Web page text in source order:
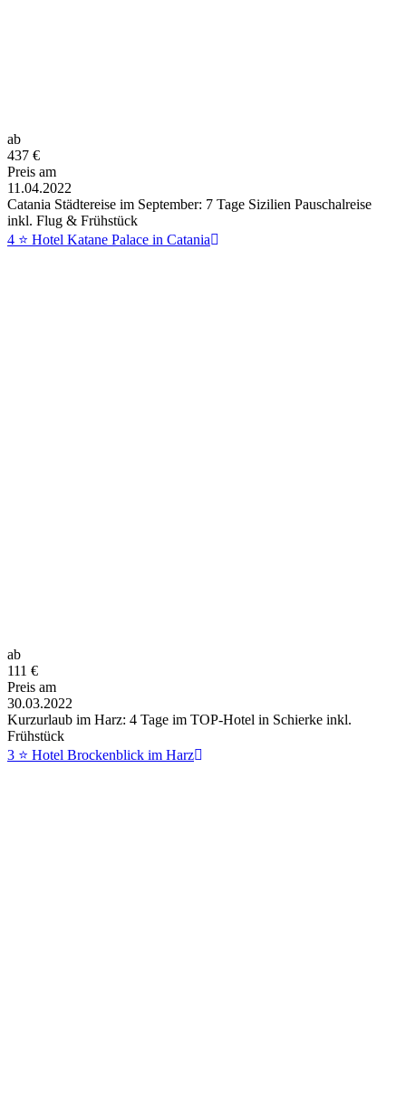
ab
437 €
Preis am
11.04.2022
Catania Städtereise im September: 7 Tage Sizilien Pauschalreise
inkl. Flug & Frühstück
4 ⭐ Hotel Katane Palace in Catania
ab
111 €
Preis am
30.03.2022
Kurzurlaub im Harz: 4 Tage im TOP-Hotel in Schierke inkl.
Frühstück
3 ⭐ Hotel Brockenblick im Harz